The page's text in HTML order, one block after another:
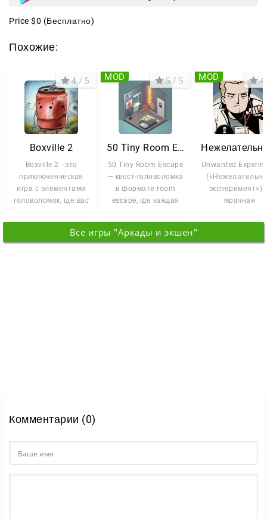
Price $0 (Бесплатно)
Похожие:
Boxville 2
Boxville 2 - это
приключенческая
игра с элементами
головоломок, где вас
мир
4 / 5
50 Tiny Room Escape
50 Tiny Room Escape
— квест-головоломка
в формате room
escape, где каждая
становится
5 / 5
MOD
Unwanted
эксперимент»)
мрачная
студии Dark
4
MOD
Все игры "Аркады и экшен"
Комментарии (0)